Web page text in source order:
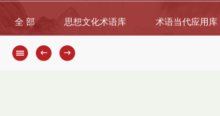
全 部 思想文化术语库 术语当代应用库
← →